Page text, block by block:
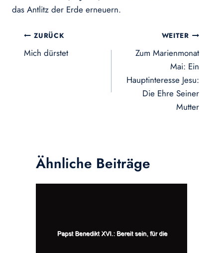
das Antlitz der Erde erneuern.
Beitragsnavigation
ZURÜCK
Mich dürstet
WEITER
Zum Marienmonat
Mai: Ein
Hauptinteresse Jesu:
Die Ehre Seiner
Mutter
Ähnliche Beiträge